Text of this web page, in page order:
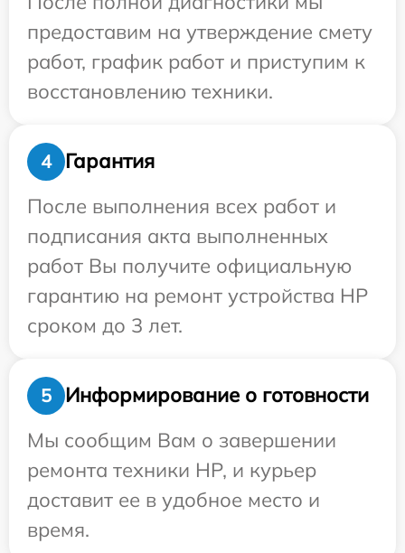
предоставим на утверждение смету
работ, график работ и приступим к
восстановлению техники.
4
Гарантия
После выполнения всех работ и
подписания акта выполненных
работ Вы получите официальную
гарантию на ремонт устройства HP
сроком до 3 лет.
5
Информирование о готовности
Мы сообщим Вам о завершении
ремонта техники HP, и курьер
доставит ее в удобное место и
время.